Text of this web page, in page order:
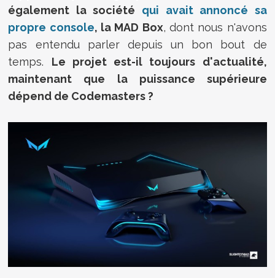
également la société qui avait annoncé sa
propre console, la MAD Box, dont nous n'avons
pas entendu parler depuis un bon bout de
temps. Le projet est-il toujours d'actualité,
maintenant que la puissance supérieure
dépend de Codemasters ?